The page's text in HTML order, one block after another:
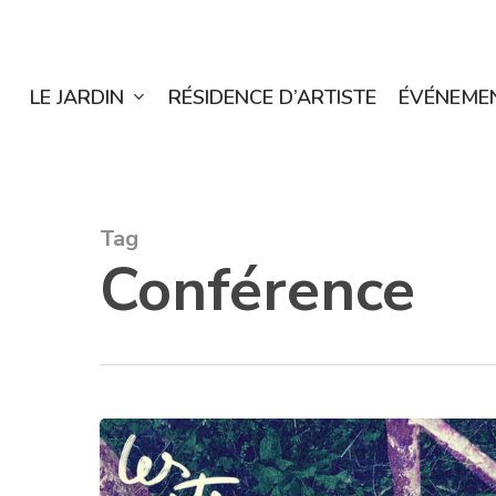
content
Hit enter to search or ESC to close
LE JARDIN RÉSIDENCE D’ARTISTE
Tag
Conférence
Nuit
des
forêts